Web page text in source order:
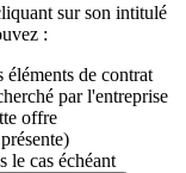
sur son intitulé
:
éléments de contrat
par l'entreprise
offre
le cas échéant